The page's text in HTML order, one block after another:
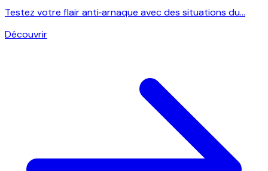
Testez votre flair anti‑arnaque avec des situations du...
Découvrir